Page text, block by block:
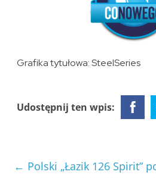
Grafika tytułowa: SteelSeries
Udostępnij ten wpis:
← Polski „Łazik 126 Spirit”